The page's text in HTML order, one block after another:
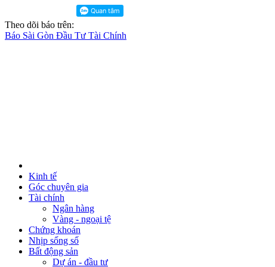
Theo dõi báo trên:
Báo Sài Gòn Đầu Tư Tài Chính
Kinh tế
Góc chuyên gia
Tài chính
Ngân hàng
Vàng - ngoại tệ
Chứng khoán
Nhịp sống số
Bất động sản
Dự án - đầu tư